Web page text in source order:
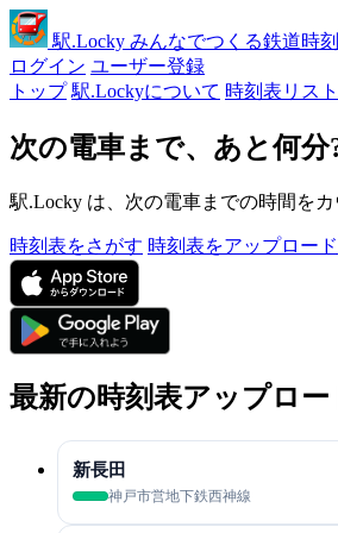
駅.Locky みんなでつくる鉄道時
ログイン ユーザー登録
トップ 駅.Lockyについて 時刻表リスト
次の電車まで、あと何分
駅.Locky は、次の電車までの時間を
時刻表をさがす 時刻表をアップロード
最新の時刻表アップロー
新長田
神戸市営地下鉄西神線